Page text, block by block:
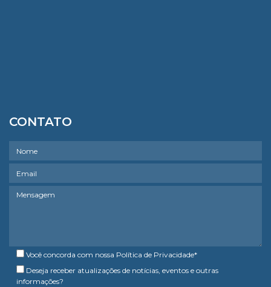
CONTATO
Você concorda com nossa Política de Privacidade*
Deseja receber atualizações de notícias, eventos e outras
informações?